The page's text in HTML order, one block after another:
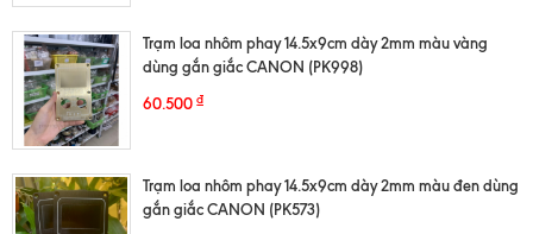
Trạm loa nhôm phay 14.5x9cm dày 2mm màu vàng
dùng gắn giắc CANON (PK998)
60.500 ₫
Trạm loa nhôm phay 14.5x9cm dày 2mm màu đen dùng
gắn giắc CANON (PK573)